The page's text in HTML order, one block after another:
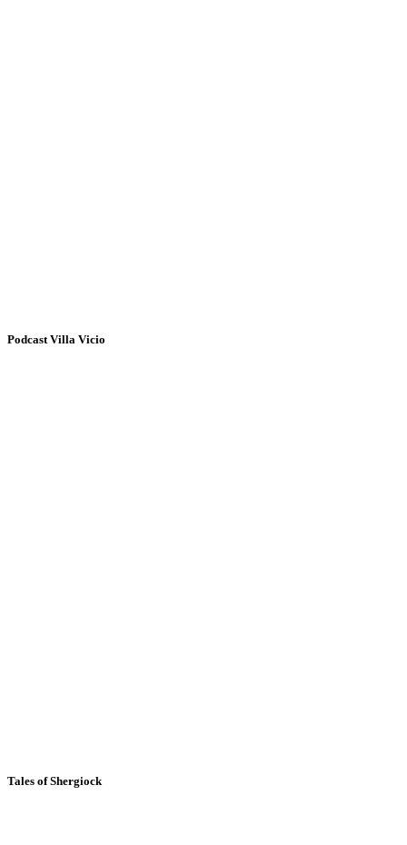
Podcast Villa Vicio
Tales of Shergiock